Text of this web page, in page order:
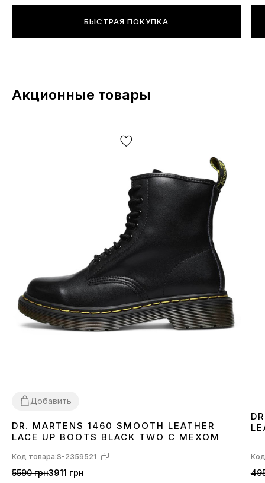
БЫСТРАЯ ПОКУПКА
Акционные товары
Добавить
36 373839 404142 43 444546
DR. MARTENS 1460 SMOOTH LEATHER
LACE UP BOOTS BLACK TWO С МЕХОМ
Код товара:S-2359521
5590 грн3911 грн